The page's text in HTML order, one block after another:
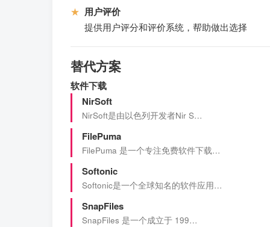
★ 用户评价
提供用户评分和评价系统，帮助做出选择
替代方案
软件下载
NirSoft
NirSoft是由以色列开发者Nir S…
FilePuma
FilePuma 是一个专注免费软件下载…
Softonic
Softonic是一个全球知名的软件应用…
SnapFiles
SnapFiles 是一个成立于 199…